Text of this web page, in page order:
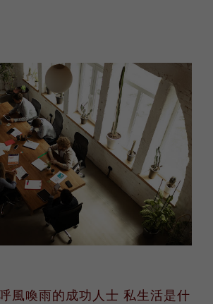
風喚雨的成功人士 私生活是什